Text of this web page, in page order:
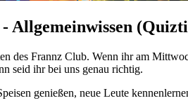
Allgemeinwissen
des Frannz Club. Wenn ihr am
seid ihr bei uns genau richtig.
genießen, neue Leute